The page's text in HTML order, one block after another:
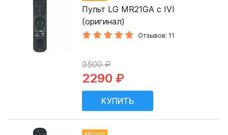
Пульт LG MR21GA с IVI
(оригинал)
Отзывов: 11
3500 ₽
2290 ₽